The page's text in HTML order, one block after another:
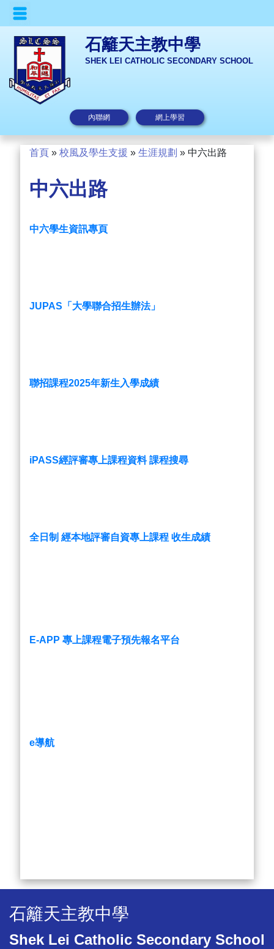
石籬天主教中學
SHEK LEI CATHOLIC SECONDARY SCHOOL
內聯網 網上學習
首頁 » 校風及學生支援 » 生涯規劃 » 中六出路
中六出路
中六學生資訊專頁
JUPAS「大學聯合招生辦法」
聯招課程2025年新生入學成績
iPASS經評審專上課程資料 課程搜尋
全日制 經本地評審自資專上課程 收生成績
E-APP 專上課程電子預先報名平台
e導航
石籬天主教中學
Shek Lei Catholic Secondary School